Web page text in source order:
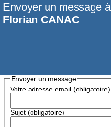
Envoyer un message à
Florian CANAC
Envoyer un message
Votre adresse email (obligatoire)
Sujet (obligatoire)